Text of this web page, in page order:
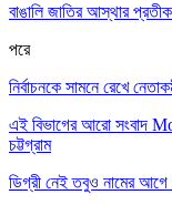
বাঙালি জাতির আস্থার প্রতীক
পরে
নির্বাচনকে সামনে রেখে
এই বিভাগের আরো সংবাদ
চট্টগ্রাম
ডিগ্রী নেই তবুও নামের